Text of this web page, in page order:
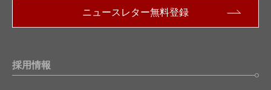
ニュースレター無料登録
採用情報